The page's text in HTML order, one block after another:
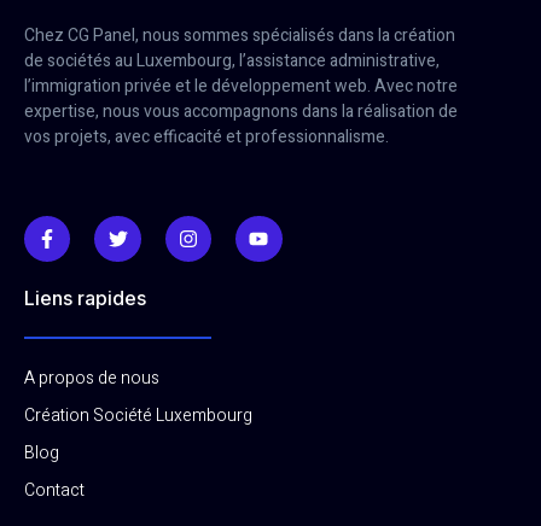
Chez CG Panel, nous sommes spécialisés dans la création
de sociétés au Luxembourg, l’assistance administrative,
l’immigration privée et le développement web. Avec notre
expertise, nous vous accompagnons dans la réalisation de
vos projets, avec efficacité et professionnalisme.
Liens rapides
A propos de nous
Création Société Luxembourg
Blog
Contact